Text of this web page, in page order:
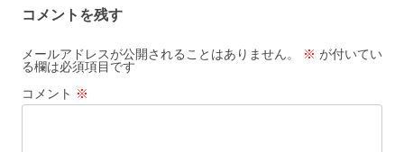
コメントを残す
メールアドレスが公開されることはありません。 ※ が付いてい
る欄は必須項目です
コメント ※